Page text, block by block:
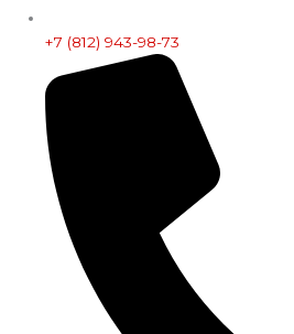
+7 (812) 943-98-73